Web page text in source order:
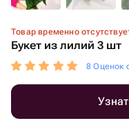
Товар временно
Букет из лилий 3 шт
8 Оценок